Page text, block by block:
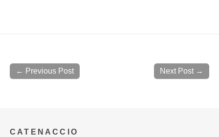
Next Post →
← Previous Post
CATENACCIO